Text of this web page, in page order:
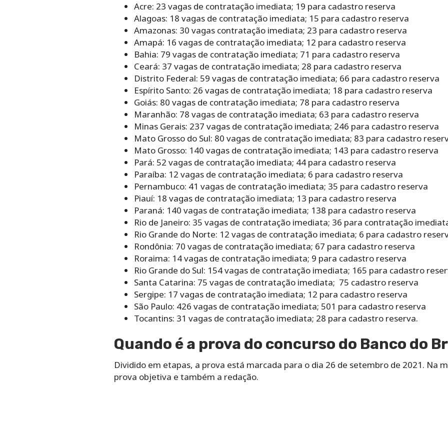
Acre: 23 vagas de contratação imediata; 19 para cadastro reserva
Alagoas: 18 vagas de contratação imediata; 15 para cadastro reserva
Amazonas: 30 vagas contratação imediata; 23 para cadastro reserva
Amapá: 16 vagas de contratação imediata; 12 para cadastro reserva
Bahia: 79 vagas de contratação imediata; 71 para cadastro reserva
Ceará: 37 vagas de contratação imediata; 28 para cadastro reserva
Distrito Federal: 59 vagas de contratação imediata; 66 para cadastro reserva
Espírito Santo: 26 vagas de contratação imediata; 18 para cadastro reserva
Goiás: 80 vagas de contratação imediata; 78 para cadastro reserva
Maranhão: 78 vagas de contratação imediata; 63 para cadastro reserva
Minas Gerais: 237 vagas de contratação imediata; 246 para cadastro reserva
Mato Grosso do Sul: 80 vagas de contratação imediata; 83 para cadastro
Mato Grosso: 140 vagas de contratação imediata; 143 para cadastro reserva
Pará: 52 vagas de contratação imediata; 44 para cadastro reserva
Paraíba: 12 vagas de contratação imediata; 6 para cadastro reserva
Pernambuco: 41 vagas de contratação imediata; 35 para cadastro reserva
Piauí: 18 vagas de contratação imediata; 13 para cadastro reserva
Paraná: 140 vagas de contratação imediata; 138 para cadastro reserva
Rio de Janeiro: 35 vagas de contratação imediata; 36 para contratação
Rio Grande do Norte: 12 vagas de contratação imediata; 6 para cadastro
Rondônia: 70 vagas de contratação imediata; 67 para cadastro reserva
Roraima: 14 vagas de contratação imediata; 9 para cadastro reserva
Rio Grande do Sul: 154 vagas de contratação imediata; 165 para cadastro
Santa Catarina: 75 vagas de contratação imediata; 75 cadastro reserva
Sergipe: 17 vagas de contratação imediata; 12 para cadastro reserva
São Paulo: 426 vagas de contratação imediata; 501 para cadastro reserva
Tocantins: 31 vagas de contratação imediata; 28 para cadastro reserva.
Quando é a prova do concurso do Banco do
Dividido em etapas, a prova está marcada para o dia 26 de setembro de 2021. Na
prova objetiva e também a redação.